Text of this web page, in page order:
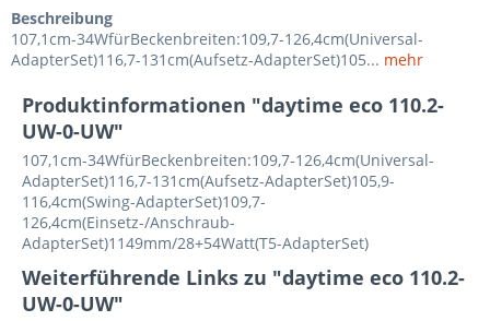
Beschreibung
107,1cm-34WfürBeckenbreiten:109,7-126,4cm(Universal-
AdapterSet)116,7-131cm(Aufsetz-AdapterSet)105... mehr
Produktinformationen "daytime eco 110.2-
UW-0-UW"
107,1cm-34WfürBeckenbreiten:109,7-126,4cm(Universal-
AdapterSet)116,7-131cm(Aufsetz-AdapterSet)105,9-
116,4cm(Swing-AdapterSet)109,7-
126,4cm(Einsetz-/Anschraub-
AdapterSet)1149mm/28+54Watt(T5-AdapterSet)
Weiterführende Links zu "daytime eco 110.2-
UW-0-UW"